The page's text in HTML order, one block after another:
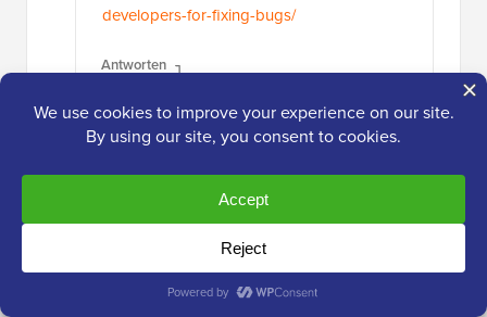
you-give-admin-access-to-plugin-
Ein
7. Apr. 2024 um 23:16 Uhr